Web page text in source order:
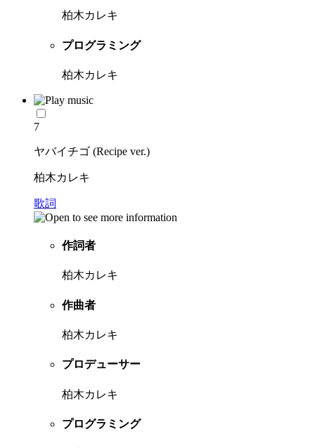
柏木カレキ
プログラミング
柏木カレキ
7
ヤバイチゴ (Recipe ver.)
柏木カレキ
歌詞
作詞者
柏木カレキ
作曲者
柏木カレキ
プロデューサー
柏木カレキ
プログラミング